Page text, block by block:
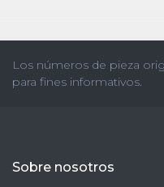
Los números de pieza
para fines informativos.
Sobre nosotros